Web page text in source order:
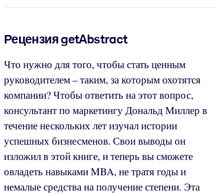
Рецензия getAbstract
Что нужно для того, чтобы стать ценным
руководителем – таким, за которым охотятся
компании? Чтобы ответить на этот вопрос,
консультант по маркетингу Дональд Миллер в
течение нескольких лет изучал истории
успешных бизнесменов. Свои выводы он
изложил в этой книге, и теперь вы сможете
овладеть навыками MBA, не тратя годы и
немалые средства на получение степени. Эта